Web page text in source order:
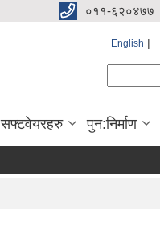
०११-६२०४७७
English
सफ्टवेयरहरु पुन:निर्माण